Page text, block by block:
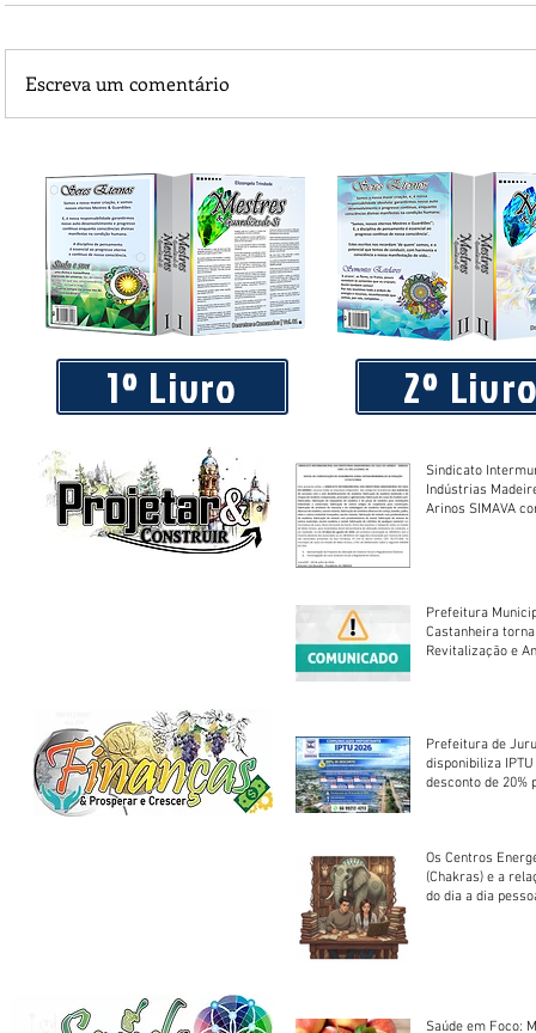
Praça 04 de Julho recebe novos equipamentos de
Escreva um comentário
1º Livro 2º
Sindicato
Indústrias
Arinos SIMAVA convoca à
Prefeitura
Castanheira
Revitalização e
Prefeitura de
disponibiliza
desconto de 20%
Os Centros
(Chakras) e a
do dia a dia
Saúde em Foco: